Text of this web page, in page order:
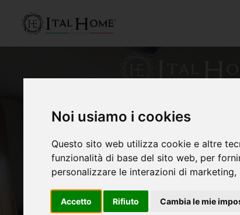
Noi usiamo i cookies
Questo sito web utilizza cookie e altre
funzionalità di base del sito web, per
personalizzare le interazioni di marketing,
Accetto Rifiuto Cambia le mie